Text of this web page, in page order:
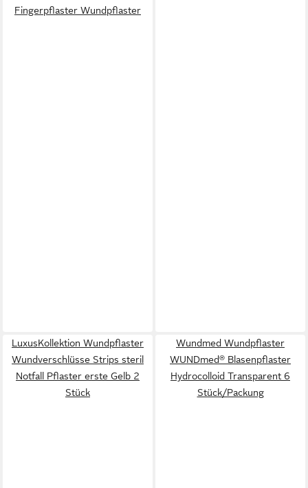
Fingerpflaster Wundpflaster
LuxusKollektion Wundpflaster
Wundverschlüsse Strips steril
Notfall Pflaster erste Gelb 2
Stück
Wundmed Wundpflaster
WUNDmed® Blasenpflaster
Hydrocolloid Transparent 6
Stück/Packung